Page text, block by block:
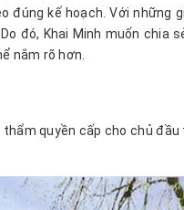
đúng kế hoạch. Với những
đó, Khai Minh muốn chia
nắm rõ hơn.
quyền cấp cho chủ